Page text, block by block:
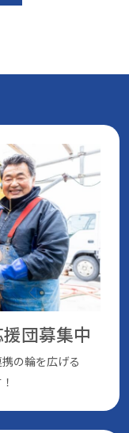
団募集中
の輪を広げる